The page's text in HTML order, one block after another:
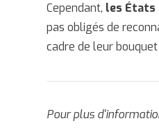
Cependant, les États
pas obligés de
cadre de leur
Pour plus